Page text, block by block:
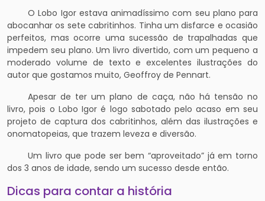
O Lobo Igor estava animadíssimo com seu plano para
abocanhar os sete cabritinhos. Tinha um disfarce e ocasião
perfeitos, mas ocorre uma sucessão de trapalhadas que
impedem seu plano. Um livro divertido, com um pequeno a
moderado volume de texto e excelentes ilustrações do
autor que gostamos muito, Geoffroy de Pennart.
Apesar de ter um plano de caça, não há tensão no
livro, pois o Lobo Igor é logo sabotado pelo acaso em seu
projeto de captura dos cabritinhos, além das ilustrações e
onomatopeias, que trazem leveza e diversão.
Um livro que pode ser bem “aproveitado” já em torno
dos 3 anos de idade, sendo um sucesso desde então.
Dicas para contar a história